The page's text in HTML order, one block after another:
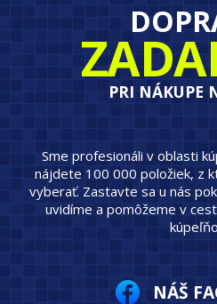
PRI NÁKUPE
Sme profesionáli v oblasti
nájdete 100 000 položiek, z
vyberať. Zastavte sa u nás
uvidíme a pomôžeme v
NÁŠ